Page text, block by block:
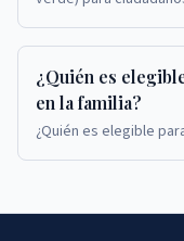
¿Quién es
en la familia?
¿Quién es elegible